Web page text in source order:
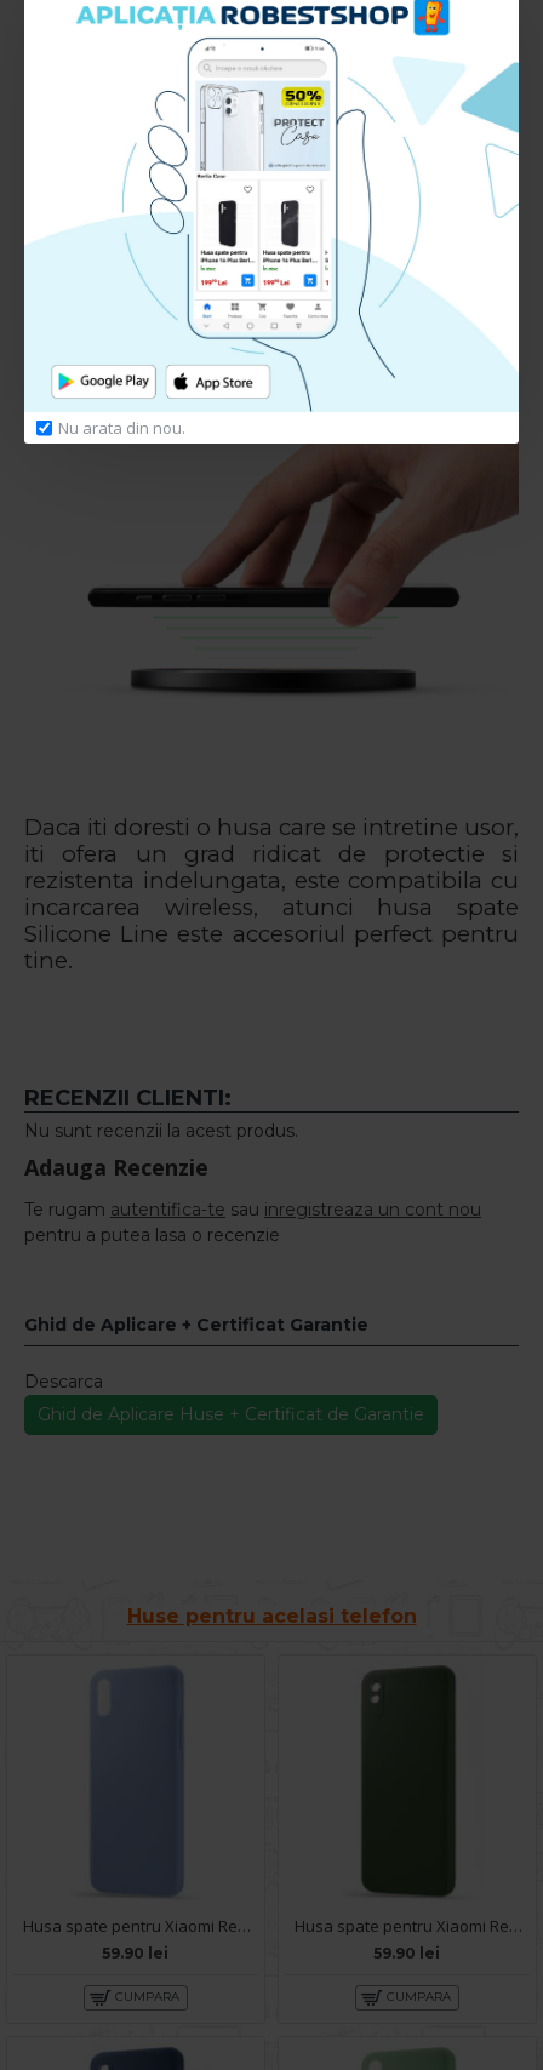
Nu arata din nou.
Interiorul husei este acoperit cu microfibra
special conceputa impotriva zgarieturilor si
aspectului “wet-look” ce apare in timp.
Daca iti doresti o husa care se intretine usor,
iti ofera un grad ridicat de protectie si
rezistenta indelungata, este compatibila cu
incarcarea wireless, atunci husa spate
Silicone Line este accesoriul perfect pentru
tine.
RECENZII CLIENTI:
Nu sunt recenzii la acest produs.
Adauga Recenzie
Te rugam autentifica-te sau inregistreaza un cont nou
pentru a putea lasa o recenzie
Ghid de Aplicare + Certificat Garantie
Descarca
Ghid de Aplicare Huse + Certificat de Garantie
Huse pentru acelasi telefon
Husa spate pentru Xiaomi Redmi 9A - Silicon Line Albastru
59.90 lei
CUMPARA
Husa spate pentru Xiaomi Redmi 9A - Silicon Line Army
59.90 lei
CUMPARA